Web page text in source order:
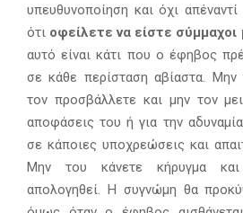
υπευθυνοποίηση και όχι
ότι οφείλετε να είστε
αυτό είναι κάτι που ο έφηβος
σε κάθε περίσταση αβίαστα. Μην
τον προσβάλλετε και μην τον
αποφάσεις του ή για την
σε κάποιες υποχρεώσεις και
Μην του κάνετε κήρυγμα
απολογηθεί. Η συγνώμη θα